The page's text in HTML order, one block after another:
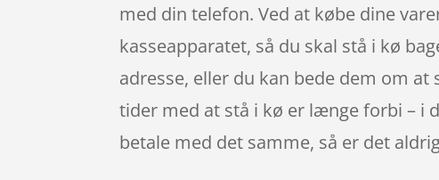
med din telefon. Ved at købe dine
kasseapparatet, så du skal stå i kø
adresse, eller du kan bede dem om
tider med at stå i kø er længe forbi – i
betale med det samme, så er det